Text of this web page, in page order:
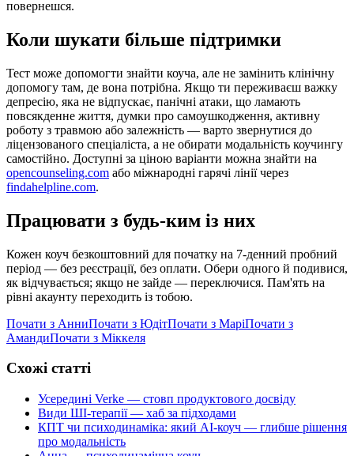
повернешся.
Коли шукати більше підтримки
Тест може допомогти знайти коуча, але не замінить клінічну
допомогу там, де вона потрібна. Якщо ти переживаєш важку
депресію, яка не відпускає, панічні атаки, що ламають
повсякденне життя, думки про самоушкодження, активну
роботу з травмою або залежність — варто звернутися до
ліцензованого спеціаліста, а не обирати модальність коучингу
самостійно. Доступні за ціною варіанти можна знайти на
opencounseling.com або міжнародні гарячі лінії через
findahelpline.com.
Працювати з будь-ким із них
Кожен коуч безкоштовний для початку на 7-денний пробний
період — без реєстрації, без оплати. Обери одного й подивися,
як відчувається; якщо не зайде — переключися. Пам'ять на
рівні акаунту переходить із тобою.
Почати з АнниПочати з ЮдітПочати з МаріПочати з
АмандиПочати з Міккеля
Схожі статті
Усередині Verke — стовп продуктового досвіду
Види ШІ-терапії — хаб за підходами
КПТ чи психодинаміка: який AI-коуч — глибше рішення
про модальність